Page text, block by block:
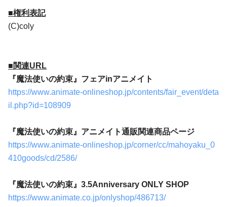
■権利表記
(C)coly
■関連URL
『魔法使いの約束』フェアinアニメイト
https://www.animate-onlineshop.jp/contents/fair_event/deta
il.php?id=108909
『魔法使いの約束』アニメイト通販関連商品ページ
https://www.animate-onlineshop.jp/corner/cc/mahoyaku_0
410goods/cd/2586/
『魔法使いの約束』 3.5Anniversary ONLY SHOP
https://www.animate.co.jp/onlyshop/486713/